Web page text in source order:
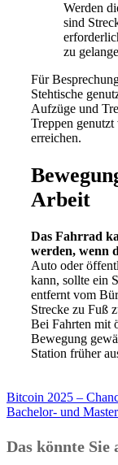
Werden
sind
zu
Für
Stehtische
Aufzüge und
Treppen
erreichen.
Arbeit
Das Fahrrad
werden, wenn
Auto oder
kann, sollte ein
entfernt vom
Strecke zu Fuß
Bei Fahrten mit
Bewegung
Station früher
Bitcoin 2025 –
Bachelor- und
Das könnte Sie